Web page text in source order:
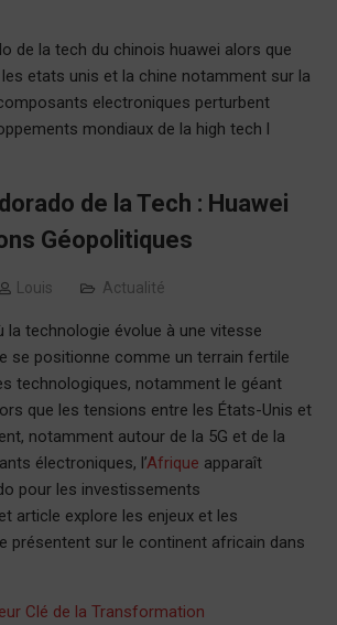
de la Tech : Huawei
Géopolitiques
Louis Actualité
la technologie évolue à une vitesse
se positionne comme un terrain fertile
technologiques, notamment le géant
que les tensions entre les États-Unis et
notamment autour de la 5G et de la
électroniques, l’Afrique apparaît
pour les investissements
article explore les enjeux et les
présentent sur le continent africain dans
Clé de la Transformation